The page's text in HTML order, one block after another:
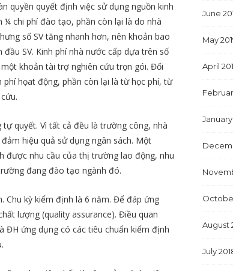
quyền quyết định việc sử dụng nguồn kinh
chi phí đào tạo, phần còn lại là do nhà
số SV tăng nhanh hơn, nên khoản bao
SV. Kinh phí nhà nước cấp dựa trên số
khoản tài trợ nghiên cứu trọn gói. Đối
họat động, phần còn lại là từ học phí, từ
quyết. Vì tất cả đều là trường công, nhà
hiệu quả sử dụng ngân sách. Một
được nhu cầu của thị trường lao động, nhu
đang đào tạo ngành đó.
Chu kỳ kiểm định là 6 năm. Để đáp ứng
lượng (quality assurance). Điều quan
ĐH ứng dụng có các tiêu chuẩn kiểm định
June
May
April
January
August
July